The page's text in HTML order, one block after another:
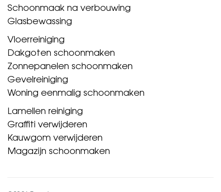
Schoonmaak na verbouwing
Glasbewassing
Vloerreiniging
Dakgoten schoonmaken
Zonnepanelen schoonmaken
Gevelreiniging
Woning eenmalig schoonmaken
Lamellen reiniging
Graffiti verwijderen
Kauwgom verwijderen
Magazijn schoonmaken